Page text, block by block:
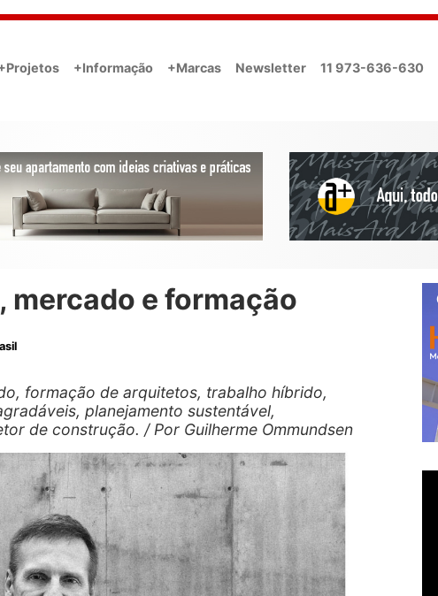
+Informação +Marcas Newsletter 11 973-636-630
mercado e formação
formação de arquitetos, trabalho híbrido,
planejamento sustentável,
de construção. / Por Guilherme Ommundsen